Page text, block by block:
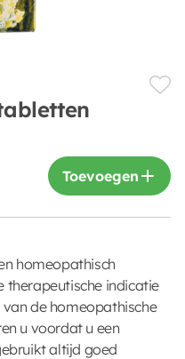
Toevoegen
homeopathisch
therapeutische indicatie
de homeopathische
u voordat u een
altijd goed